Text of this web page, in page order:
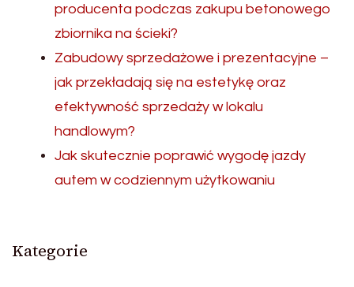
producenta podczas zakupu betonowego
zbiornika na ścieki?
Zabudowy sprzedażowe i prezentacyjne –
jak przekładają się na estetykę oraz
efektywność sprzedaży w lokalu
handlowym?
Jak skutecznie poprawić wygodę jazdy
autem w codziennym użytkowaniu
Kategorie